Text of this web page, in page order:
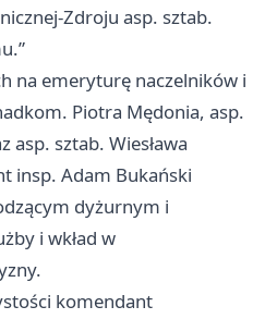
Zdroju asp. sztab.
na emeryturę naczelników i
Piotra Mędonia, asp.
asp. sztab. Wiesława
insp. Adam Bukański
dyżurnym i
i wkład w
komendant